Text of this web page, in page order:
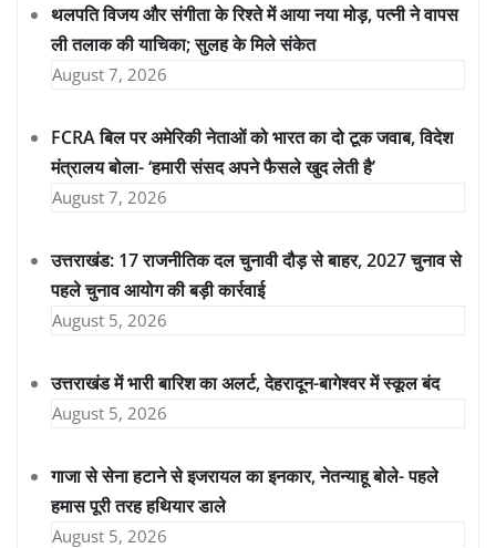
थलपति विजय और संगीता के रिश्ते में आया नया मोड़, पत्नी ने वापस
ली तलाक की याचिका; सुलह के मिले संकेत
August 7, 2026
FCRA बिल पर अमेरिकी नेताओं को भारत का दो टूक जवाब, विदेश
मंत्रालय बोला- ‘हमारी संसद अपने फैसले खुद लेती है’
August 7, 2026
उत्तराखंड: 17 राजनीतिक दल चुनावी दौड़ से बाहर, 2027 चुनाव से
पहले चुनाव आयोग की बड़ी कार्रवाई
August 5, 2026
उत्तराखंड में भारी बारिश का अलर्ट, देहरादून-बागेश्वर में स्कूल बंद
August 5, 2026
गाजा से सेना हटाने से इजरायल का इनकार, नेतन्याहू बोले- पहले
हमास पूरी तरह हथियार डाले
August 5, 2026